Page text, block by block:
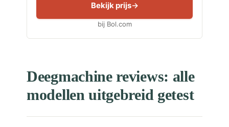
Bekijk prijs
bij Bol.com
Deegmachine reviews: alle
modellen uitgebreid getest